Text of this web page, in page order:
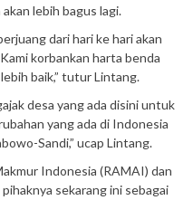
lebih bagus lagi.
dari hari ke hari akan
korbankan harta benda
baik,” tutur Lintang.
desa yang ada disini untuk
yang ada di Indonesia
Sandi,” ucap Lintang.
Indonesia (RAMAI) dan
sekarang ini sebagai